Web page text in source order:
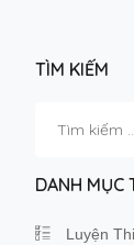
TÌM KIẾM
kiếm
DANH MỤC
Luyện